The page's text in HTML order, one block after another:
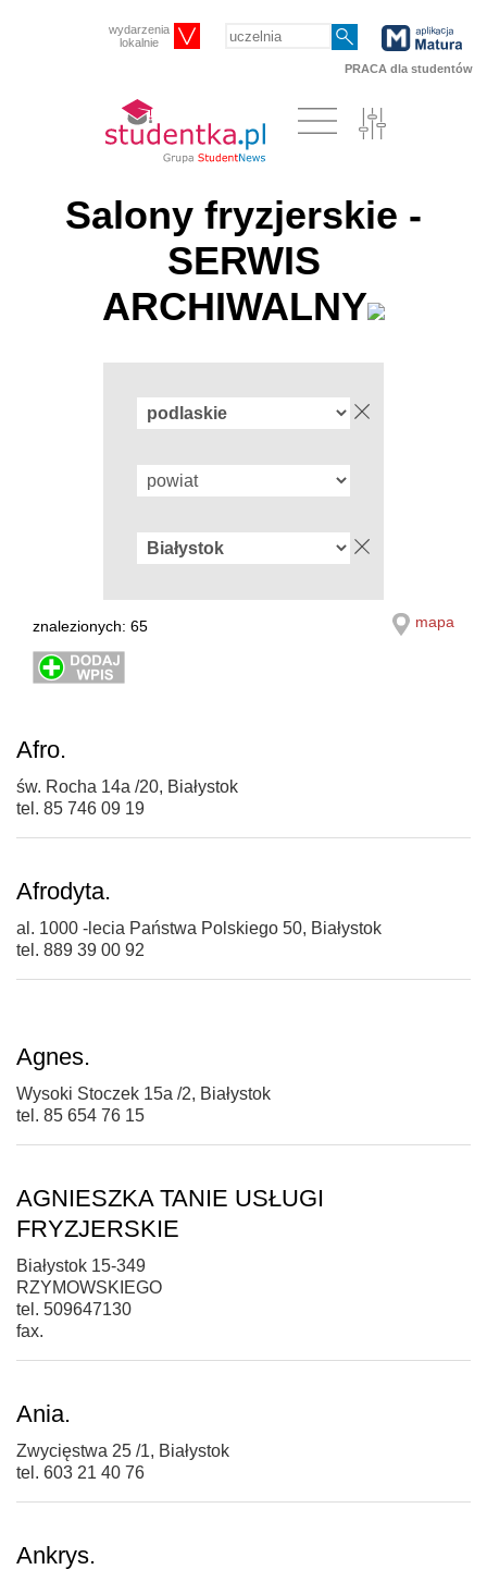
wydarzenia
lokalnie
PRACA dla studentów
Salony fryzjerskie -
SERWIS
ARCHIWALNY
znalezionych: 65 mapa
Afro.
św. Rocha 14a /20, Białystok
tel. 85 746 09 19
Afrodyta.
al. 1000 -lecia Państwa Polskiego 50, Białystok
tel. 889 39 00 92
Agnes.
Wysoki Stoczek 15a /2, Białystok
tel. 85 654 76 15
AGNIESZKA TANIE USŁUGI
FRYZJERSKIE
Białystok 15-349
RZYMOWSKIEGO
tel. 509647130
fax.
Ania.
Zwycięstwa 25 /1, Białystok
tel. 603 21 40 76
Ankrys.